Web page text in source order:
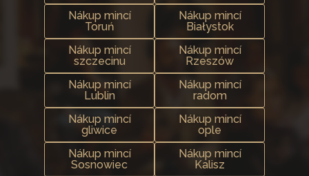
Nákup mincí
Toruń
Nákup mincí
Białystok
Nákup mincí
szczecinu
Nákup mincí
Rzeszów
Nákup mincí
Lublin
Nákup mincí
radom
Nákup mincí
gliwice
Nákup mincí
ople
Nákup mincí
Sosnowiec
Nákup mincí
Kalisz